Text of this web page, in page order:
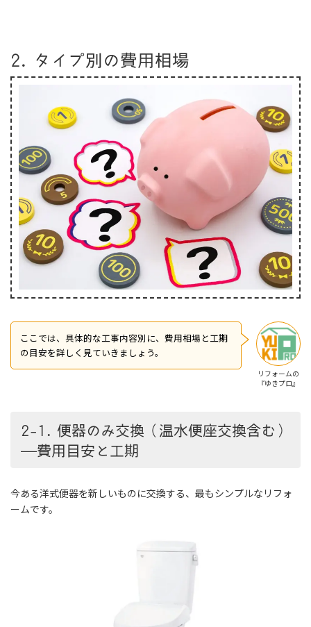
2. タイプ別の費用相場
リフォームの
『ゆきプロ』
ここでは、具体的な工事内容別に、費用相場と工期
の目安を詳しく見ていきましょう。
2-1. 便器のみ交換（温水便座交換含む）
—費用目安と工期
今ある洋式便器を新しいものに交換する、最もシンプルなリフォ
ームです。